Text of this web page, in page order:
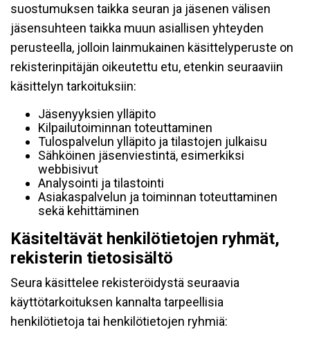
suostumuksen taikka seuran ja jäsenen välisen
jäsensuhteen taikka muun asiallisen yhteyden
perusteella, jolloin lainmukainen käsittelyperuste on
rekisterinpitäjän oikeutettu etu, etenkin seuraaviin
käsittelyn tarkoituksiin:
Jäsenyyksien ylläpito
Kilpailutoiminnan toteuttaminen
Tulospalvelun ylläpito ja tilastojen julkaisu
Sähköinen jäsenviestintä, esimerkiksi
webbisivut
Analysointi ja tilastointi
Asiakaspalvelun ja toiminnan toteuttaminen
sekä kehittäminen
Käsiteltävät henkilötietojen ryhmät,
rekisterin tietosisältö
Seura käsittelee rekisteröidystä seuraavia
käyttötarkoituksen kannalta tarpeellisia
henkilötietoja tai henkilötietojen ryhmiä: